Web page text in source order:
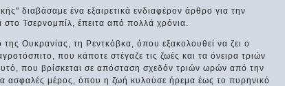
διαβάσαμε ένα εξαιρετικά ενδιαφέρον άρθρο για την
Τσερνομπίλ, έπειτα από πολλά χρόνια.
Ουκρανίας, τη Ρεντκόβκα, όπου εξακολουθεί να ζει ο
που κάποτε στέγαζε τις ζωές και τα όνειρα τριών
που βρίσκεται σε απόσταση σχεδόν τριών ωρών από την
ασφαλές μέρος, όπου η ζωή κυλούσε ήρεμα έως το πυρηνικό